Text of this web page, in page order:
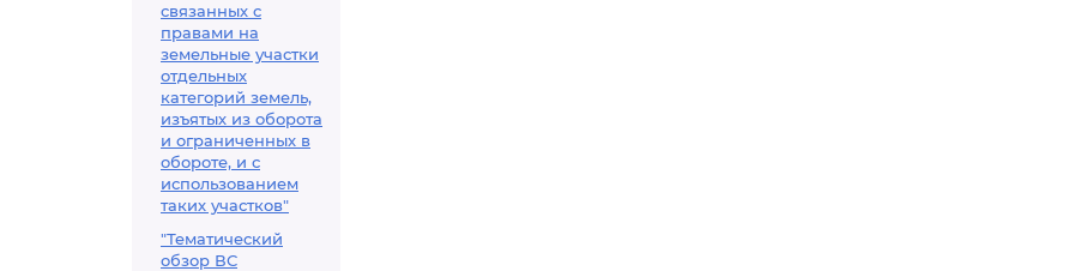
связанных с
правами на
земельные участки
отдельных
категорий земель,
изъятых из оборота
и ограниченных в
обороте, и с
использованием
таких участков"
"Тематический
обзор ВС